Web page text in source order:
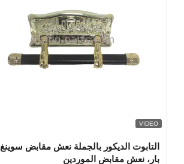
VIDEO
التابوت الديكور بالجملة نعش مقابض سوينغ
بار، نعش مقابض الموردين